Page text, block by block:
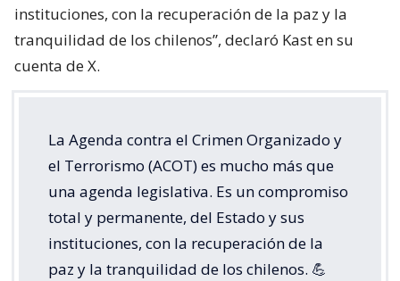
instituciones, con la recuperación de la paz y la
tranquilidad de los chilenos”, declaró Kast en su
cuenta de X.
La Agenda contra el Crimen Organizado y
el Terrorismo (ACOT) es mucho más que
una agenda legislativa. Es un compromiso
total y permanente, del Estado y sus
instituciones, con la recuperación de la
paz y la tranquilidad de los chilenos. 💪